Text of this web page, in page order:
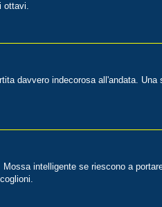
ottavi.
davvero indecorosa all'andata.
intelligente se riescono a